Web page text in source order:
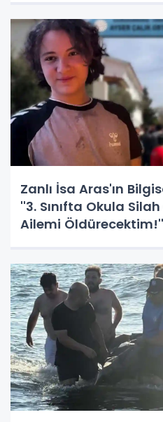
Zanlı İsa Aras'ın
''3. Sınıfta Okula
Ailemi Öldürecektim!''